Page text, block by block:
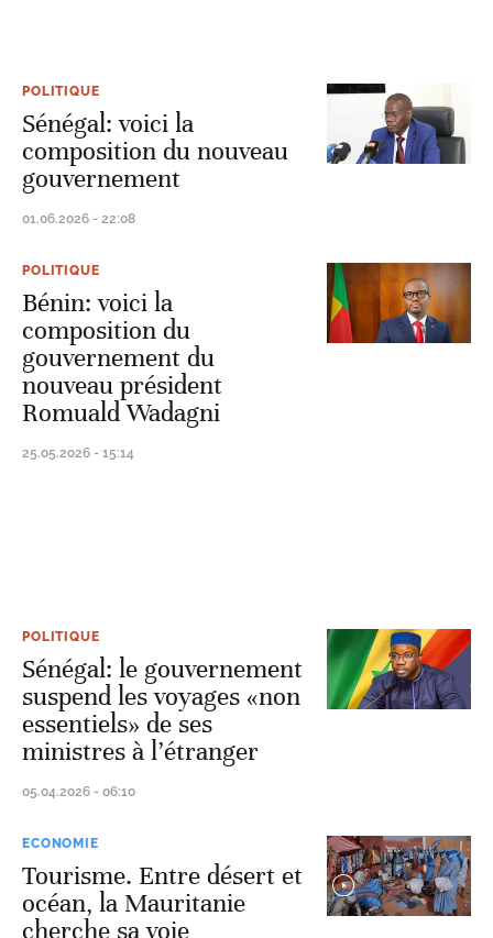
POLITIQUE
Sénégal: voici la
composition du nouveau
gouvernement
01.06.2026 - 22:08
POLITIQUE
Bénin: voici la
composition du
gouvernement du
nouveau président
Romuald Wadagni
25.05.2026 - 15:14
POLITIQUE
Sénégal: le gouvernement
suspend les voyages «non
essentiels» de ses
ministres à l’étranger
05.04.2026 - 06:10
ECONOMIE
Tourisme. Entre désert et
océan, la Mauritanie
cherche sa voie